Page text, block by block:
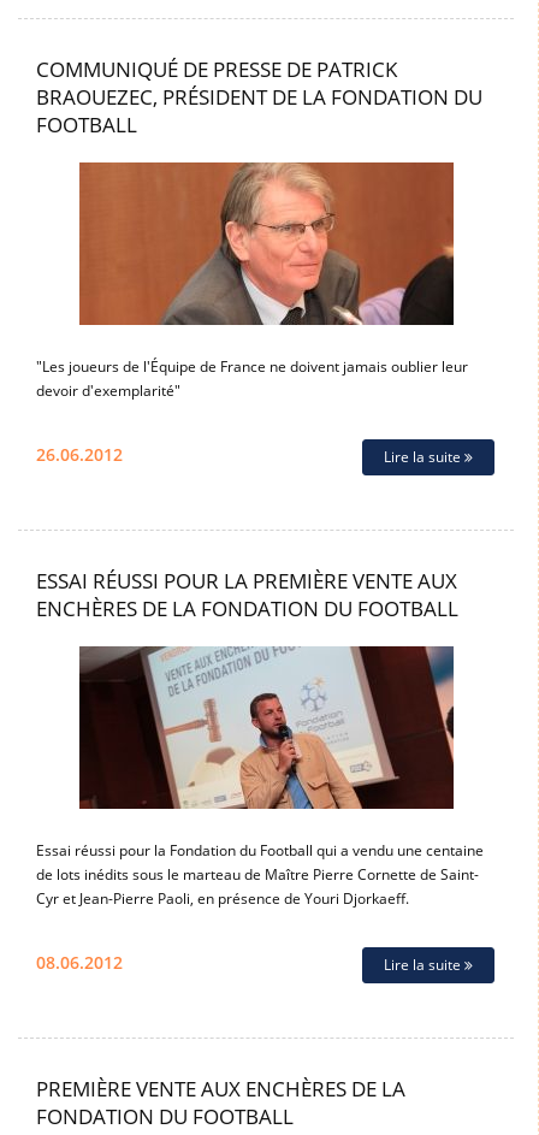
COMMUNIQUÉ DE PRESSE DE PATRICK
BRAOUEZEC, PRÉSIDENT DE LA FONDATION DU
FOOTBALL
"Les joueurs de l'Équipe de France ne doivent jamais oublier leur
devoir d'exemplarité"
26.06.2012 Lire la suite
ESSAI RÉUSSI POUR LA PREMIÈRE VENTE AUX
ENCHÈRES DE LA FONDATION DU FOOTBALL
Essai réussi pour la Fondation du Football qui a vendu une centaine
de lots inédits sous le marteau de Maître Pierre Cornette de Saint-
Cyr et Jean-Pierre Paoli, en présence de Youri Djorkaeff.
08.06.2012 Lire la suite
PREMIÈRE VENTE AUX ENCHÈRES DE LA
FONDATION DU FOOTBALL